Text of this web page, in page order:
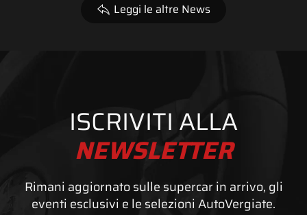
Leggi le altre News
ISCRIVITI ALLA
NEWSLETTER
Rimani aggiornato sulle supercar in arrivo, gli
eventi esclusivi e le selezioni AutoVergiate.